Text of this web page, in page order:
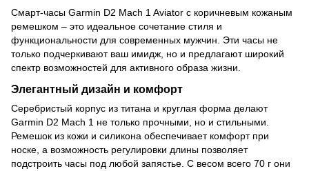
Смарт-часы Garmin D2 Mach 1 Aviator с коричневым кожаным
ремешком – это идеальное сочетание стиля и
функциональности для современных мужчин. Эти часы не
только подчеркивают ваш имидж, но и предлагают широкий
спектр возможностей для активного образа жизни.
Элегантный дизайн и комфорт
Серебристый корпус из титана и круглая форма делают
Garmin D2 Mach 1 не только прочными, но и стильными.
Ремешок из кожи и силикона обеспечивает комфорт при
носке, а возможность регулировки длины позволяет
подстроить часы под любой запястье. С весом всего 70 г они